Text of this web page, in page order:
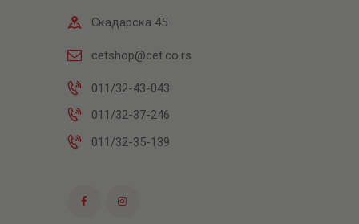
Скадарска 45
cetshop@cet.co.rs
011/32-43-043
011/32-37-246
011/32-35-139